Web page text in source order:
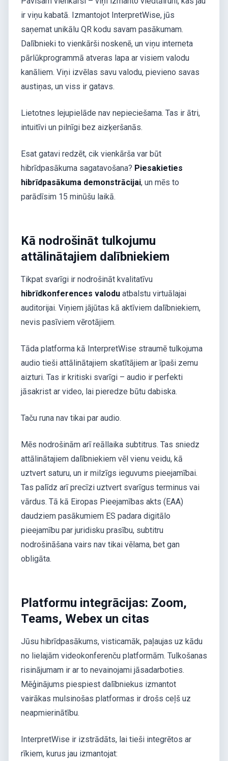
ir viņu kabatā. Izmantojot InterpretWise, jūs
saņemat unikālu QR kodu savam pasākumam.
Dalībnieki to vienkārši noskenē, un viņu interneta
pārlūkprogrammā atveras lapa ar visiem valodu
kanāliem. Viņi izvēlas savu valodu, pievieno savas
austiņas, un viss ir gatavs.
Lietotnes lejupielāde nav nepieciešama. Tas ir ātri,
intuitīvi un pilnīgi bez aizķeršanās.
Esat gatavi redzēt, cik vienkārša var būt
hibrīdpasākuma sagatavošana? Piesakieties
hibrīdpasākuma demonstrācijai, un mēs to
parādīsim 15 minūšu laikā.
Kā nodrošināt tulkojumu
attālinātajiem dalībniekiem
Tikpat svarīgi ir nodrošināt kvalitatīvu
hibrīdkonferences valodu atbalstu virtuālajai
auditorijai. Viņiem jājūtas kā aktīviem dalībniekiem,
nevis pasīviem vērotājiem.
Tāda platforma kā InterpretWise straumē tulkojuma
audio tieši attālinātajiem skatītājiem ar īpaši zemu
aizturi. Tas ir kritiski svarīgi – audio ir perfekti
jāsakrist ar video, lai pieredze būtu dabiska.
Taču runa nav tikai par audio.
Mēs nodrošinām arī reāllaika subtitrus. Tas sniedz
attālinātajiem dalībniekiem vēl vienu veidu, kā
uztvert saturu, un ir milzīgs ieguvums pieejamībai.
Tas palīdz arī precīzi uztvert svarīgus terminus vai
vārdus. Tā kā Eiropas Pieejamības akts (EAA)
daudziem pasākumiem ES padara digitālo
pieejamību par juridisku prasību, subtitru
nodrošināšana vairs nav tikai vēlama, bet gan
obligāta.
Platformu integrācijas: Zoom,
Teams, Webex un citas
Jūsu hibrīdpasākums, visticamāk, paļaujas uz kādu
no lielajām videokonferenču platformām. Tulkošanas
risinājumam ir ar to nevainojami jāsadarboties.
Mēģinājums piespiest dalībniekus izmantot
vairākas mulsinošas platformas ir drošs ceļš uz
neapmierinātību.
InterpretWise ir izstrādāts, lai tieši integrētos ar
rīkiem, kurus jau izmantojat: